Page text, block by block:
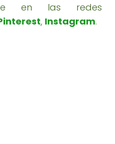
en las redes
, Instagram.